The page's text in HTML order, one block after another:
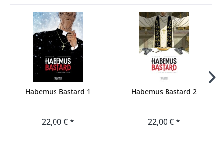
Habemus Bastard 1
22,00 € *
Habemus Bastard 2
22,00 € *